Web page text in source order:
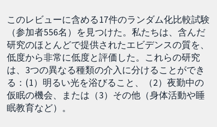
このレビューに含める17件のランダム化比較試験
（参加者556名）を見つけた。私たちは、含んだ
研究のほとんどで提供されたエビデンスの質を、
低度から非常に低度と評価した。これらの研究
は、3つの異なる種類の介入に分けることができ
る：(1）明るい光を浴びること、（2）夜勤中の
仮眠の機会、または（3）その他（身体活動や睡
眠教育など）。